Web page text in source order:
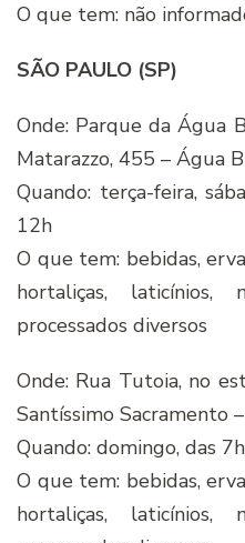
O que tem: não
SÃO PAULO (SP)
Onde: Parque da Água
Matarazzo, 455 – Água
Quando: terça-feira,
12h
O que tem: bebidas,
hortaliças,
processados diversos
Onde: Rua Tutoia, no
Santíssimo Sacramento
Quando: domingo, das
O que tem: bebidas,
hortaliças,